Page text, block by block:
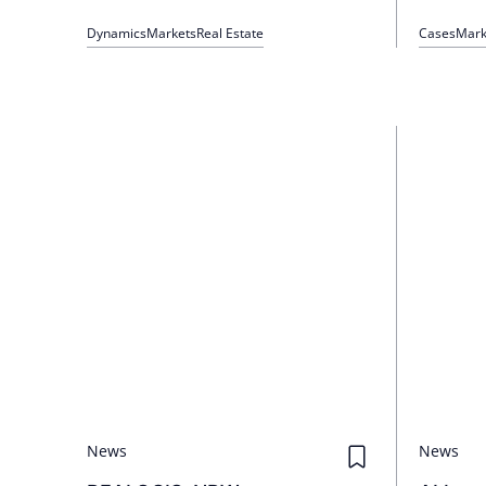
DynamicsMarketsReal Estate Cases
News News